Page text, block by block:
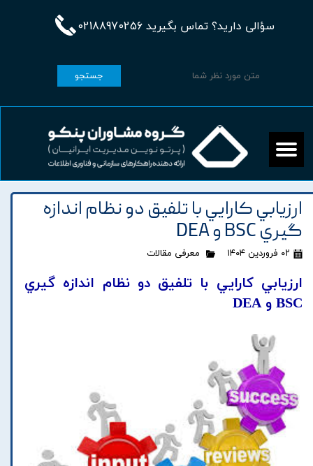
سؤالی دارید؟ تماس بگیرید 02188970256
جستجو
ارزيابي کارايي با تلفيق دو نظام اندازه
گيري BSC و DEA
۰۲ فروردین ۱۴۰۴ معرفی مقالات
ارزيابي کارايي با تلفيق دو نظام اندازه گيري
BSC و DEA